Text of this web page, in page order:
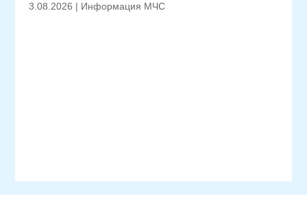
3.08.2026 | Информация МЧС